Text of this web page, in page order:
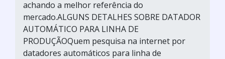
achando a melhor referência do
mercado.ALGUNS DETALHES SOBRE DATADOR
AUTOMÁTICO PARA LINHA DE
PRODUÇÃOQuem pesquisa na internet por
datadores automáticos para linha de